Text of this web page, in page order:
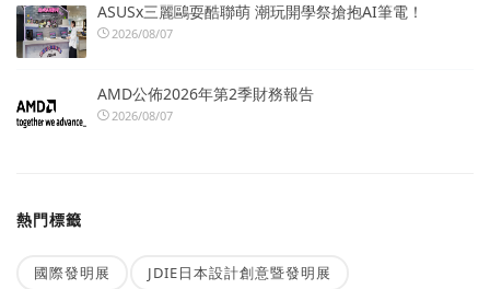
ASUSx三麗鷗耍酷聯萌 潮玩開學祭搶抱AI筆電！
2026/08/07
AMD公佈2026年第2季財務報告
2026/08/07
熱門標籤
國際發明展 JDIE日本設計創意暨發明展